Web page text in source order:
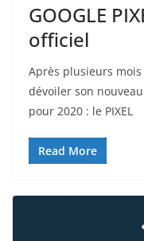
GOOGLE
officiel
Après plusieurs mois
dévoiler son
pour 2020 : le PIXEL
Read More